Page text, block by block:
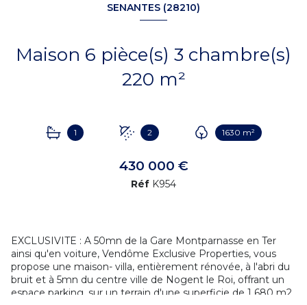
SENANTES (28210)
Maison 6 pièce(s) 3 chambre(s)
220 m²
1 2 1630 m²
430 000 €
Réf K954
EXCLUSIVITE : A 50mn de la Gare Montparnasse en Ter
ainsi qu'en voiture, Vendôme Exclusive Properties, vous
propose une maison- villa, entièrement rénovée, à l'abri du
bruit et à 5mn du centre ville de Nogent le Roi, offrant un
espace parking, sur un terrain d'une superficie de 1 680 m2